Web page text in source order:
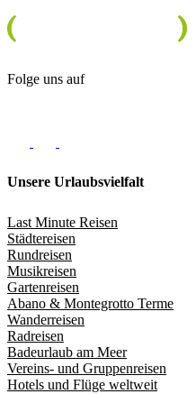
Folge uns auf
Unsere Urlaubsvielfalt
Last Minute Reisen
Städtereisen
Rundreisen
Musikreisen
Gartenreisen
Abano & Montegrotto Terme
Wanderreisen
Radreisen
Badeurlaub am Meer
Vereins- und Gruppenreisen
Hotels und Flüge weltweit